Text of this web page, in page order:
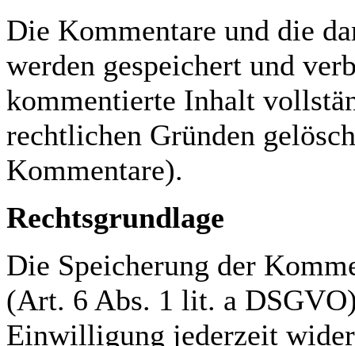
Die Kommentare und die
werden gespeichert und
kommentierte Inhalt
rechtlichen Gründen
Kommentare).
Rechtsgrundlage
Die Speicherung der
(Art. 6 Abs. 1 lit. a
Einwilligung jederzeit